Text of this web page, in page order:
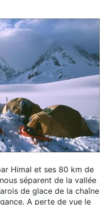
Himal et ses 80 km de
séparent de la vallée
de glace de la chaîne
A perte de vue le